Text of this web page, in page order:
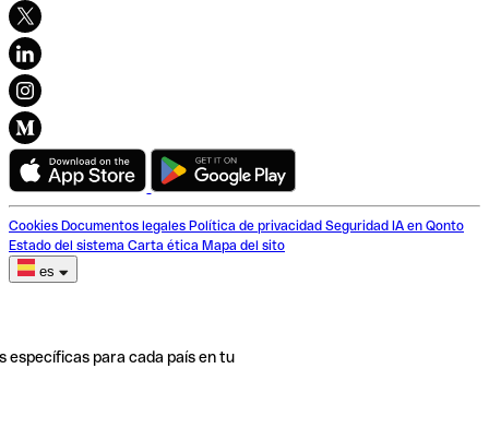
Cookies Documentos legales Política de privacidad Seguridad IA en Qonto
Estado del sistema Carta ética Mapa del sito
es
específicas para cada país en tu